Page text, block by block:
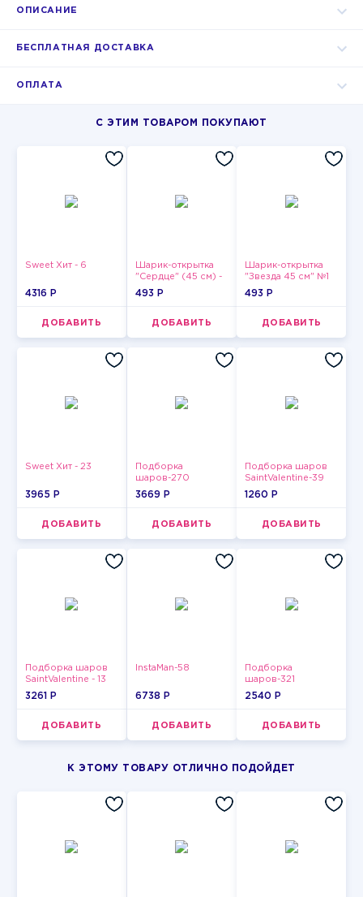
ОПИСАНИЕ
БЕСПЛАТНАЯ ДОСТАВКА
ОПЛАТА
С ЭТИМ ТОВАРОМ ПОКУПАЮТ
Sweet Хит - 6
4316 P
ДОБАВИТЬ
Шарик-открытка
"Сердце" (45 см) -
2
493 P
ДОБАВИТЬ
Шарик-открытка
"Звезда 45 см" №1
493 P
ДОБАВИТЬ
Sweet Хит - 23
3965 P
ДОБАВИТЬ
Подборка
шаров-270
3669 P
ДОБАВИТЬ
Подборка шаров
SaintValentine-39
1260 P
ДОБАВИТЬ
Подборка шаров
SaintValentine - 13
3261 P
ДОБАВИТЬ
InstaMan-58
6738 P
ДОБАВИТЬ
Подборка
шаров-321
2540 P
ДОБАВИТЬ
К ЭТОМУ ТОВАРУ ОТЛИЧНО ПОДОЙДЕТ